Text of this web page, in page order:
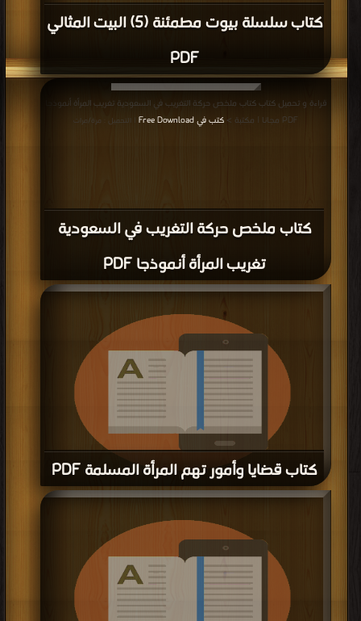
كتاب سلسلة بيوت مطمئنة (5) البيت المثالي
PDF
كتاب ملخص حركة التغريب في السعودية
تغريب المرأة أنموذجا PDF
قراءة و تحميل كتاب كتاب ملخص حركة التغريب في السعودية تغريب المرأة أنموذجا
PDF مجانا | مكتبة >
كتب في Free Download | التحميل : مرة/مرات
كتاب قضايا وأمور تهم المرأة المسلمة PDF
قراءة و تحميل كتاب كتاب قضايا وأمور تهم المرأة المسلمة PDF مجانا | مكتبة >
كتب
في| التحميل : مرة/مرات